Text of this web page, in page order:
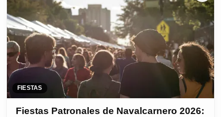
FIESTAS
Fiestas Patronales de Navalcarnero 2026: